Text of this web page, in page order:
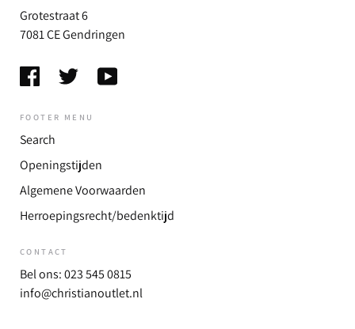
Grotestraat 6
7081 CE Gendringen
FOOTER MENU
Search
Openingstijden
Algemene Voorwaarden
Herroepingsrecht/bedenktijd
CONTACT
Bel ons: 023 545 0815
info@christianoutlet.nl